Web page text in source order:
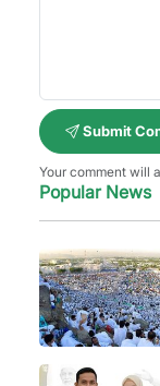
Submit
Your comment will
Popular News